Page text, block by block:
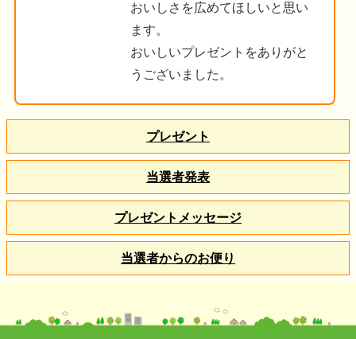
おいしさを広めてほしいと思い
ます。
おいしいプレゼントをありがと
うございました。
プレゼント
当選者発表
プレゼントメッセージ
当選者からのお便り